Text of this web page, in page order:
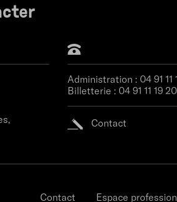
Administration : 04 91 11
Billetterie : 04 91 11 19 20
Contact
Contact Espace